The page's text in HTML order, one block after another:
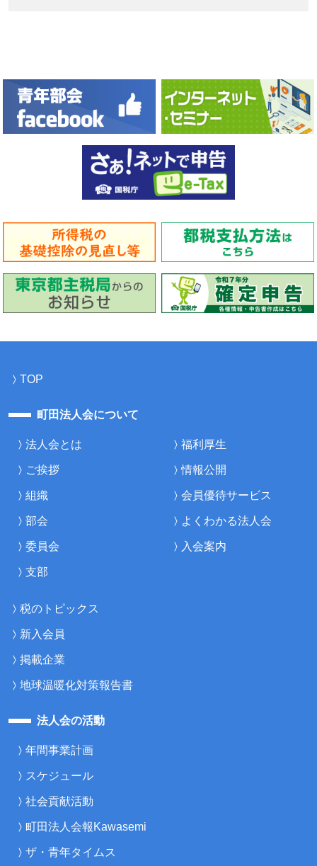
TOP
町田法人会について
法人会とは
ご挨拶
組織
部会
委員会
支部
福利厚生
情報公開
会員優待サービス
よくわかる法人会
入会案内
税のトピックス
新入会員
掲載企業
地球温暖化対策報告書
法人会の活動
年間事業計画
スケジュール
社会貢献活動
町田法人会報Kawasemi
ザ・青年タイムス